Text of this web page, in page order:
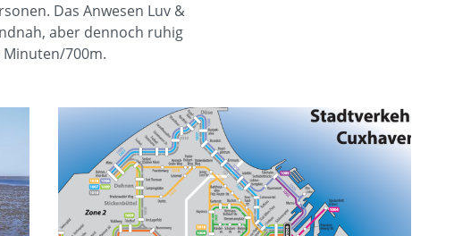
Das Anwesen Luv &
aber dennoch ruhig
Minuten/700m.